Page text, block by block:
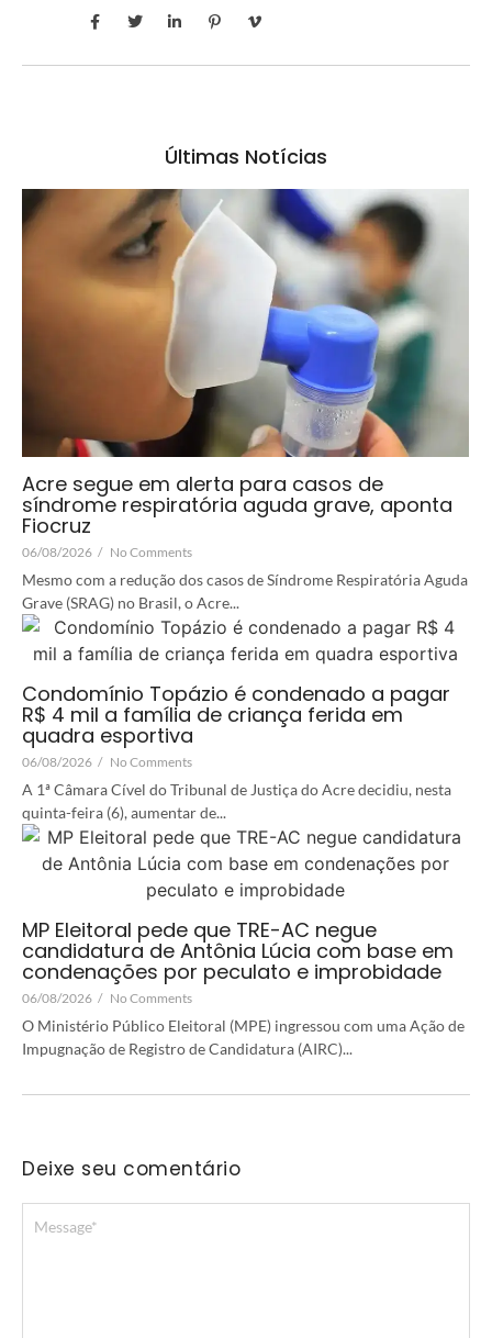
Últimas Notícias
Acre segue em alerta para casos de
síndrome respiratória aguda grave, aponta
Fiocruz
06/08/2026 / No Comments
Mesmo com a redução dos casos de Síndrome Respiratória Aguda
Grave (SRAG) no Brasil, o Acre...
Condomínio Topázio é condenado a pagar
R$ 4 mil a família de criança ferida em
quadra esportiva
06/08/2026 / No Comments
A 1ª Câmara Cível do Tribunal de Justiça do Acre decidiu, nesta
quinta-feira (6), aumentar de...
MP Eleitoral pede que TRE-AC negue
candidatura de Antônia Lúcia com base em
condenações por peculato e improbidade
06/08/2026 / No Comments
O Ministério Público Eleitoral (MPE) ingressou com uma Ação de
Impugnação de Registro de Candidatura (AIRC)...
Deixe seu comentário